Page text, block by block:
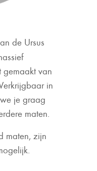
de Ursus
van
in
je graag
maten.
maten, zijn